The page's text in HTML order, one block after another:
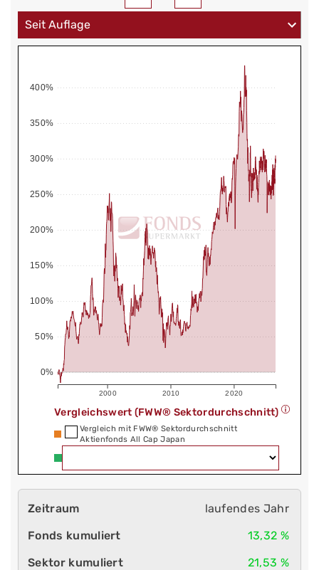
2000 2010 2020
0%
50%
100%
150%
200%
250%
300%
350%
400%
Vergleichswert (FWW® Sektordurchschnitt)
Vergleich mit FWW® Sektordurchschnitt
Aktienfonds All Cap Japan
laufendes Jahr
13,32 %
21,53 %